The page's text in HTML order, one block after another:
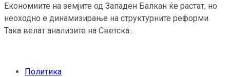
Економиите на земјите од Западен Балкан ќе растат, но
неоходно е динамизирање на структурните реформи.
Така велат анализите на Светска...
Политика